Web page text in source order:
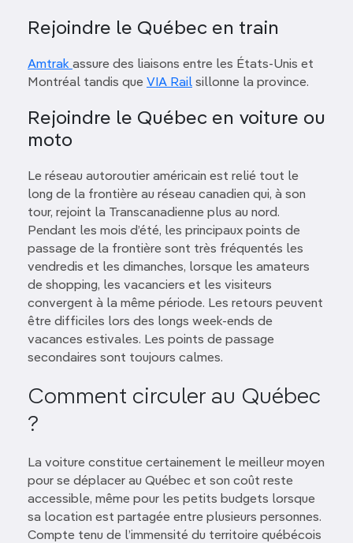
Rejoindre le Québec en train
Amtrak assure des liaisons entre les États-Unis et
Montréal tandis que VIA Rail sillonne la province.
Rejoindre le Québec en voiture ou
moto
Le réseau autoroutier américain est relié tout le
long de la frontière au réseau canadien qui, à son
tour, rejoint la Transcanadienne plus au nord.
Pendant les mois d’été, les principaux points de
passage de la frontière sont très fréquentés les
vendredis et les dimanches, lorsque les amateurs
de shopping, les vacanciers et les visiteurs
convergent à la même période. Les retours peuvent
être difficiles lors des longs week-ends de
vacances estivales. Les points de passage
secondaires sont toujours calmes.
Comment circuler au Québec
?
La voiture constitue certainement le meilleur moyen
pour se déplacer au Québec et son coût reste
accessible, même pour les petits budgets lorsque
sa location est partagée entre plusieurs personnes.
Compte tenu de l’immensité du territoire québécois